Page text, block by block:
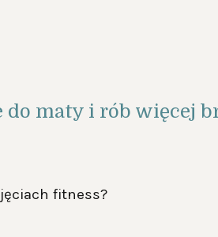
maty i rób więcej
fitness?